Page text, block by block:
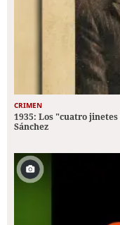
CRIMEN
1935: Los "cuatro
Sánchez